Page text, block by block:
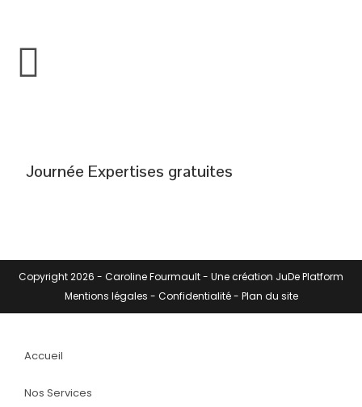
Journée Expertises gratuites
Copyright 2026 - Caroline Fourmault- Une création JuDe Platform
Mentions légales - Confidentialité- Plan du site
Accueil
Nos Services